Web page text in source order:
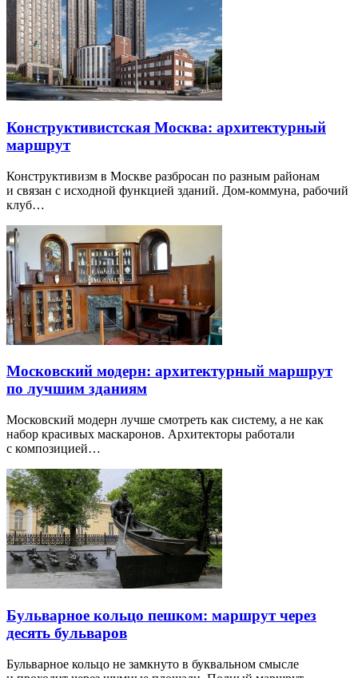
Конструктивистская Москва: архитектурный
маршрут
Конструктивизм в Москве разбросан по разным районам
и связан с исходной функцией зданий. Дом-коммуна, рабочий
клуб…
Московский модерн: архитектурный маршрут
по лучшим зданиям
Московский модерн лучше смотреть как систему, а не как
набор красивых маскаронов. Архитекторы работали
с композицией…
Бульварное кольцо пешком: маршрут через
десять бульваров
Бульварное кольцо не замкнуто в буквальном смысле